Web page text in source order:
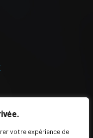
votre expérience de